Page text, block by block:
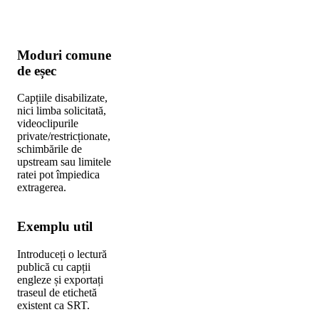
Moduri comune
de eșec
Capțiile disabilizate,
nici limba solicitată,
videoclipurile
private/restricționate,
schimbările de
upstream sau limitele
ratei pot împiedica
extragerea.
Exemplu util
Introduceți o lectură
publică cu capții
engleze și exportați
traseul de etichetă
existent ca SRT.